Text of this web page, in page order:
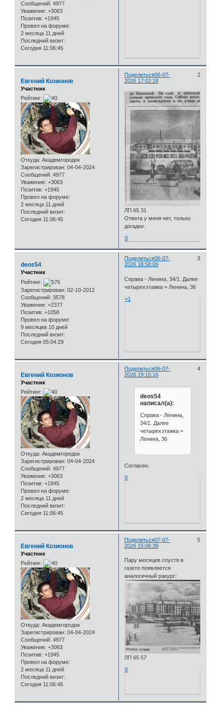
Сообщений: 4977
Уважение: +3063
Позитив: +1945
Провел на форуме:
2 месяца 11 дней
Последний визит:
Сегодня 11:06:45
Поделиться 2
06-07-
2026 17:02:18
Евгений Козионов
Участник
Рейтинг:
Откуда: Академгородок
Зарегистрирован: 04-04-2024
Сообщений: 4977
Уважение: +3063
Позитив: +1945
Провел на форуме:
2 месяца 11 дней
Последний визит:
Сегодня 11:06:45
ЛП 65 31
Ответа у меня нет, только
догадки.
0
Поделиться 3
06-07-
2026 18:58:09
deos54
Участник
Рейтинг:
Зарегистрирован: 02-10-2012
Сообщений: 3578
Уважение: +2377
Позитив: +1058
Провел на форуме:
9 месяцев 10 дней
Последний визит:
Сегодня 05:04:29
Справа - Ленина, 34/1. Далее
четырехэтажка = Ленина, 36
+1
Поделиться 4
06-07-
2026 19:15:16
Евгений Козионов
Участник
Рейтинг:
Откуда: Академгородок
Зарегистрирован: 04-04-2024
Сообщений: 4977
Уважение: +3063
Позитив: +1945
Провел на форуме:
2 месяца 11 дней
Последний визит:
Сегодня 11:06:45
deos54
написал(а):
Справа - Ленина,
34/1. Далее
четырехэтажка =
Ленина, 36
Согласен.
0
Поделиться 5
07-07-
2026 15:06:39
Евгений Козионов
Участник
Рейтинг:
Откуда: Академгородок
Зарегистрирован: 04-04-2024
Сообщений: 4977
Уважение: +3063
Позитив: +1945
Провел на форуме:
2 месяца 11 дней
Последний визит:
Сегодня 11:06:45
Пару месяцев спустя в
газете появляется
аналогичный ракурс:
ЛП 65 57
0